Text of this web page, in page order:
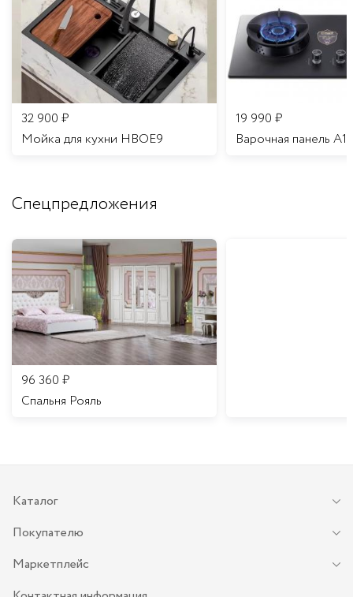
32 900 ₽
Мойка для кухни HBOE9
19 990 ₽
Варочная панель A16
Спецпредложения
96 360 ₽
Спальня Рояль
Каталог
Покупателю
Маркетплейс